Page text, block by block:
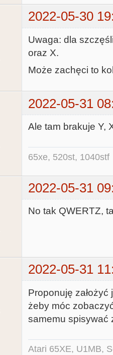
2022-05-30
Uwaga: dla
oraz X.
Może zachęci to
2022-05-31
Ale tam brakuje Y,
65xe, 520st, 1040stf
2022-05-31
No tak QWERTZ,
2022-05-31
Proponuję
żeby móc
samemu spisywać
Atari 65XE, U1MB,